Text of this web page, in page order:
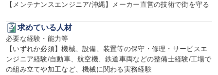
【メンテナンスエンジニア/沖縄】メーカー直営の技術で街を守る
求めている人材
必要な経験・能力等
【いずれか必須】機械、設備、装置等の保守・修理・サービスエ
ンジニア経験/自動車、航空機、鉄道車両などの整備士経験/工場で
の組み立てや加工など、機械に関わる実務経験